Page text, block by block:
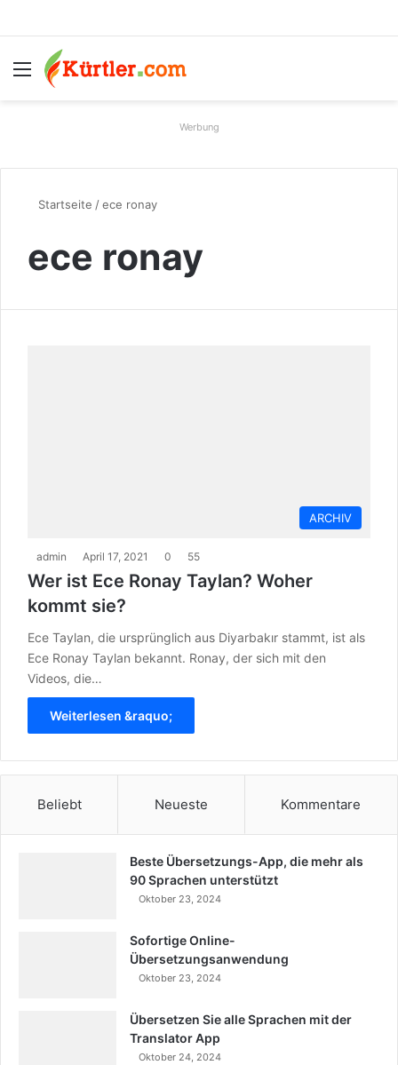
Menü
Werbung
Startseite /ece ronay
ece ronay
ARCHIV
admin April 17, 2021 0 55
Wer ist Ece Ronay Taylan? Woher
kommt sie?
Ece Taylan, die ursprünglich aus Diyarbakır stammt, ist als
Ece Ronay Taylan bekannt. Ronay, der sich mit den
Videos, die…
Weiterlesen &raquo;
Beliebt Neueste Kommentare
Beste Übersetzungs-App, die mehr als
90 Sprachen unterstützt
Oktober 23, 2024
Sofortige Online-
Übersetzungsanwendung
Oktober 23, 2024
Übersetzen Sie alle Sprachen mit der
Translator App
Oktober 24, 2024